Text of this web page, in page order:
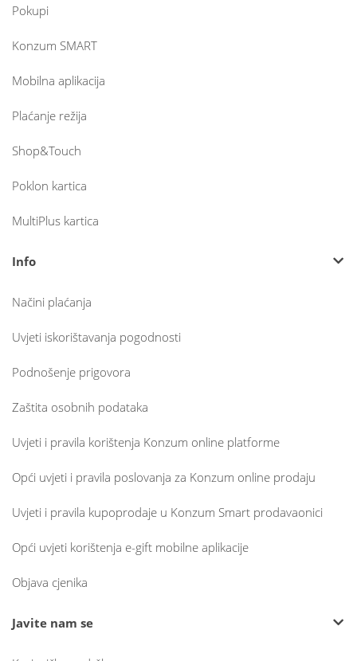
Pokupi
Konzum SMART
Mobilna aplikacija
Plaćanje režija
Shop&Touch
Poklon kartica
MultiPlus kartica
Info
Načini plaćanja
Uvjeti iskorištavanja pogodnosti
Podnošenje prigovora
Zaštita osobnih podataka
Uvjeti i pravila korištenja Konzum online platforme
Opći uvjeti i pravila poslovanja za Konzum online prodaju
Uvjeti i pravila kupoprodaje u Konzum Smart prodavaonici
Opći uvjeti korištenja e-gift mobilne aplikacije
Objava cjenika
Javite nam se